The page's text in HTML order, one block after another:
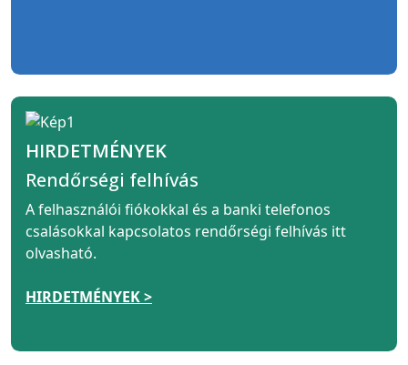
HIRDETMÉNYEK
Rendőrségi felhívás
A felhasználói fiókokkal és a banki telefonos
csalásokkal kapcsolatos rendőrségi felhívás itt
olvasható.
HIRDETMÉNYEK >